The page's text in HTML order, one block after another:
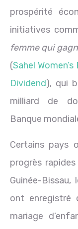
prospérité
initiatives
femme qui
(Sahel
Dividend), qui
milliard de
Banque
Certains pays
progrès
Guinée-
ont enregistré
mariage